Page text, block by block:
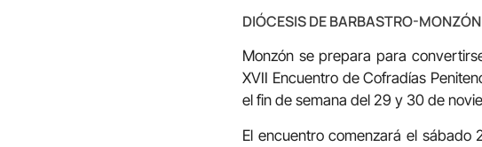
DIÓCESIS DE BARBASTRO-MONZÓN
Monzón se prepara para
XVII Encuentro de Cofradías
el fin de semana del 29 y 30 de
El encuentro comenzará el